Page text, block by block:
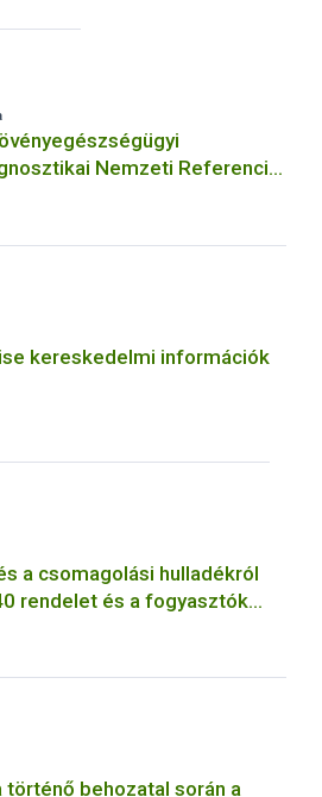
Nemzeti Referencia
kereskedelmi információk
a csomagolási hulladékról
rendelet és a fogyasztók
tájékoztatásáról
rendelet jelölési
összehangolásáról szóló
történő behozatal során a